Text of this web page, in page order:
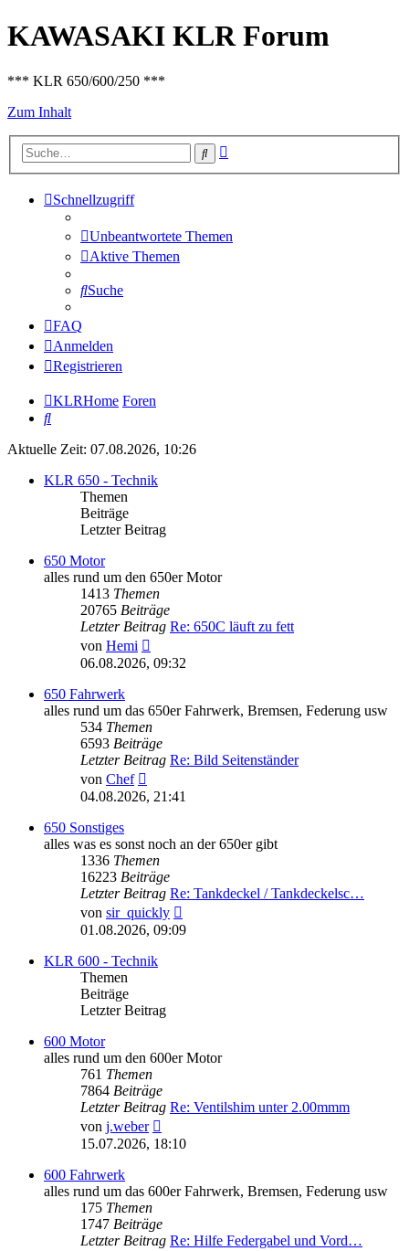
KAWASAKI KLR Forum
*** KLR 650/600/250 ***
Zum Inhalt
Suche
Schnellzugriff
Unbeantwortete Themen
Aktive Themen
Suche
FAQ
Anmelden
Registrieren
KLRHome Foren
Suche
Aktuelle Zeit: 07.08.2026, 10:26
KLR 650 - Technik
Themen
Beiträge
Letzter Beitrag
650 Motor
alles rund um den 650er Motor
1413 Themen
20765 Beiträge
Letzter Beitrag Re: 650C läuft zu fett
von Hemi
Beitrag
06.08.2026, 09:32
650 Fahrwerk
alles rund um das 650er Fahrwerk, Bremsen, Federung usw
534 Themen
6593 Beiträge
Letzter Beitrag Re: Bild Seitenständer
von Chef
Beitrag
04.08.2026, 21:41
650 Sonstiges
alles was es sonst noch an der 650er gibt
1336 Themen
16223 Beiträge
Letzter Beitrag Re: Tankdeckel / Tankdeckelsc…
von sir_quickly
Beitrag
01.08.2026, 09:09
KLR 600 - Technik
Themen
Beiträge
Letzter Beitrag
600 Motor
alles rund um den 600er Motor
761 Themen
7864 Beiträge
Letzter Beitrag Re: Ventilshim unter 2.00mmm
von j.weber
Beitrag
15.07.2026, 18:10
600 Fahrwerk
alles rund um das 600er Fahrwerk, Bremsen, Federung usw
175 Themen
1747 Beiträge
Letzter Beitrag Re: Hilfe Federgabel und Vord…